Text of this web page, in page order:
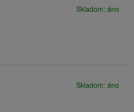
Skladom: áno
Skladom: áno